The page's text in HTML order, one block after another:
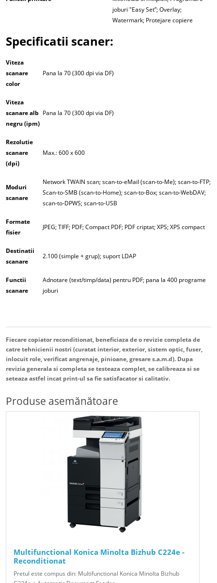
joburi "Easy Set”; Overlay;
Watermark; Protejare copiere
Specificatii scaner:
Viteza
scanare
color
Pana la 70 (300 dpi via DF)
Viteza
scanare alb
negru (ipm)
Pana la 70 (300 dpi via DF)
Rezolutie
scanare
(dpi)
Max.: 600 x 600
Moduri
scanare
Network TWAIN scan; scan-to-eMail (scan-to-Me); scan-to-FTP;
Scan-to-SMB (scan-to-Home); scan-to-Box; scan-to-WebDAV;
scan-to-DPWS; scan-to-USB
Formate
fisier
JPEG; TIFF; PDF; Compact PDF; PDF criptat; XPS; XPS compact
Destinatii
scanare
2.100 (simple + grup); suport LDAP
Functii
scanare
Adnotare (text/timp/data) pentru PDF; pana la 400 programe
joburi
Fiecare copiator reconditionat, beneficiaza de o revizie completa de
catre tehnicienii nostri (curatat interior, exterior, sistem optic, fuser,
inlocuit role, verificat angrenaje, pinioane, gresare s.a.m.d). Dupa
revizia generala si completa se testeaza complet, se calibreaza si se
seteaza astfel incat print-ul sa fie satisfacator si calitativ.
Produse asemănătoare
Multifunctional Konica Minolta Bizhub C224e -
Reconditionat
Pretul este compus din: Multifunctional Konica Minolta Bizhub